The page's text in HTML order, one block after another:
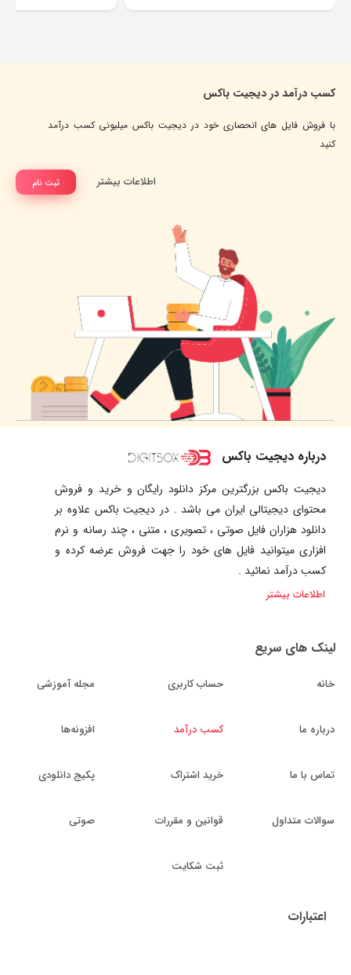
کسب درآمد در دیجیت باکس
با فروش فایل های انحصاری خود در دیجیت باکس میلیونی کسب درآمد
کنید
ثبت نام اطلاعات بیشتر
درباره دیجیت باکس
دیجیت باکس بزرگترین مرکز دانلود رایگان و خرید و فروش
محتوای دیجیتالی ایران می باشد . در دیجیت باکس علاوه بر
دانلود هزاران فایل صوتی ، تصویری ، متنی ، چند رسانه و نرم
افزاری میتوانید فایل های خود را جهت فروش عرضه کرده و
کسب درآمد نمائید .
اطلاعات بیشتر
لینک های سریع
خانه
درباره ما
تماس با ما
سوالات متداول
حساب کاربری
کسب درآمد
خرید اشتراک
قوانین و مقررات
ثبت شکایت
مجله آموزشی
افزونه‌ها
پکیج دانلودی
صوتی
اعتبارات